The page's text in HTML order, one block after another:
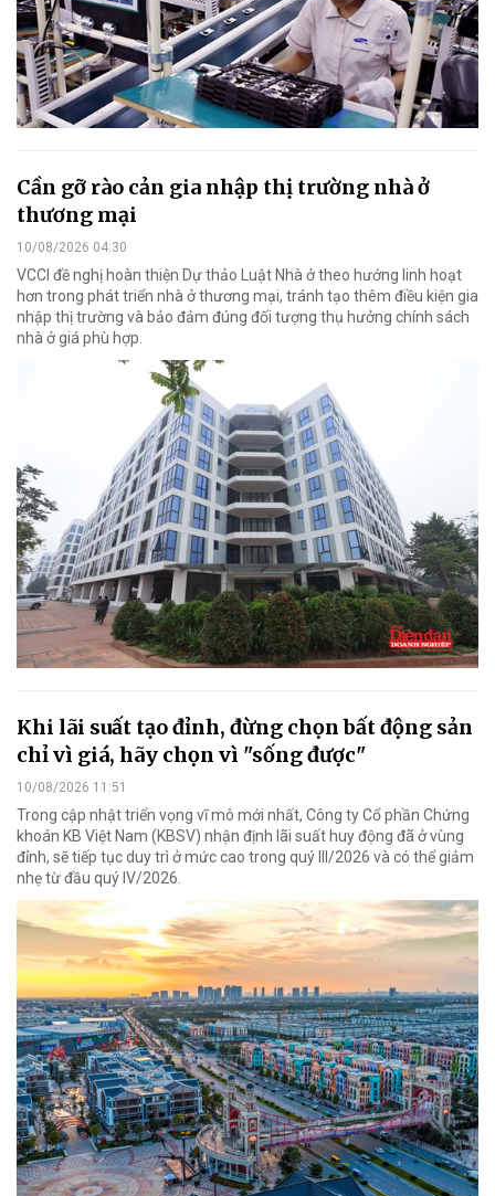
Cần gỡ rào cản gia nhập thị trường nhà ở
thương mại
10/08/2026 04:30
VCCI đề nghị hoàn thiện Dự thảo Luật Nhà ở theo hướng linh hoạt
hơn trong phát triển nhà ở thương mại, tránh tạo thêm điều kiện gia
nhập thị trường và bảo đảm đúng đối tượng thụ hưởng chính sách
nhà ở giá phù hợp.
Khi lãi suất tạo đỉnh, đừng chọn bất động sản
chỉ vì giá, hãy chọn vì "sống được"
10/08/2026 11:51
Trong cập nhật triển vọng vĩ mô mới nhất, Công ty Cổ phần Chứng
khoán KB Việt Nam (KBSV) nhận định lãi suất huy động đã ở vùng
đỉnh, sẽ tiếp tục duy trì ở mức cao trong quý III/2026 và có thể giảm
nhẹ từ đầu quý IV/2026.